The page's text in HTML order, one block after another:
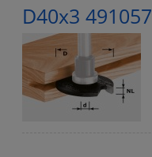
D40x3 491057